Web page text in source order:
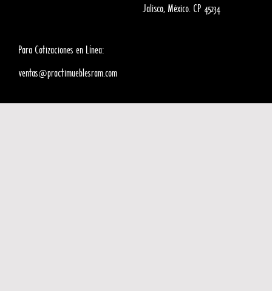
Jalisco, México. CP 45234
Para Cotizaciones en Línea:
ventas@practimueblesram.com